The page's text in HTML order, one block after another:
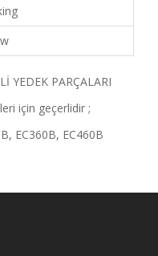
YEDEK PARÇALARI
için geçerlidir ;
EC360B, EC460B